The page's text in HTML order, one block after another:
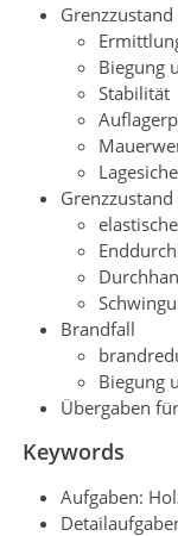
Biegung
Stabilität
Brandfall
Biegung
Übergaben
Keywords
Aufgaben: